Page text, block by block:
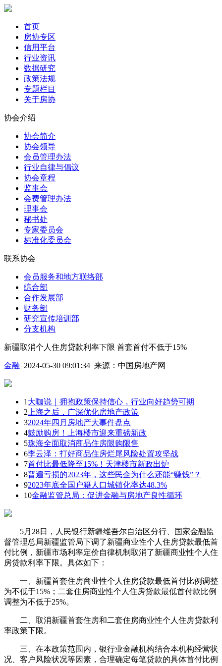
首页
房协专区
信用平台
行业资讯
数据研究
政策法规
专题栏目
关于房协
协会介绍
协会简介
协会领导
会员管理办法
行业自律与倡议
协会章程
监事会
会费管理办法
理事会
秘书处
专家委员会
标准化委员会
联系协会
会员服务和地方联络部
综合部
合作发展部
财务部
研究宣传培训部
分支机构
新疆取消个人住房贷款利率下限 首套首付不低于15%
金融 2024-05-30 09:01:34 来源： 中国房地产网
1 大咖说｜拥抱政策保持信心，行业向好趋势可期
2 上海之后，广深优化房地产政策
32024年四月房地产大事件盘点
4鼓励购房！上海楼市迎来重磅新政
5珠海全面取消商品住房限购限售
6李云泽：打好商品住房烂尾风险处置攻坚战
7首付比最低降至15%！天津楼市新政出炉
8普遍亏损的2023年，这些民企为什么还能“赚钱”？
92023年底全国户籍人口城镇化率达48.3%
10金融监管总局：促进金融与房地产良性循环
5月28日，人民银行新疆维吾尔自治区分行、国家金融监
督管理总局新疆监管局下调了新疆商业性个人住房贷款最低首
付比例，新疆市场利率定价自律机制取消了新疆商业性个人住
房贷款利率下限。具体如下：
一、新疆首套住房商业性个人住房贷款最低首付比例调整
为不低于15%；二套住房商业性个人住房贷款最低首付款比例
调整为不低于25%。
二、取消新疆首套住房和二套住房商业性个人住房贷款利
率政策下限。
三、在本政策范围内，银行业金融机构结合本机构经营状
况、客户风险状况等因素，合理确定每笔贷款的具体首付比例